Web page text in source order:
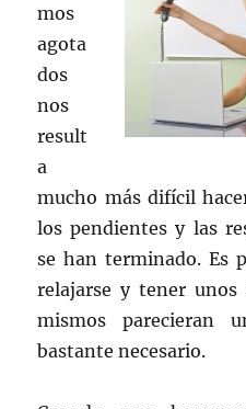
mos
agota
dos
nos
result
a
mucho más difícil
los pendientes y las
se han terminado. Es
relajarse y tener
mismos
bastante necesario.